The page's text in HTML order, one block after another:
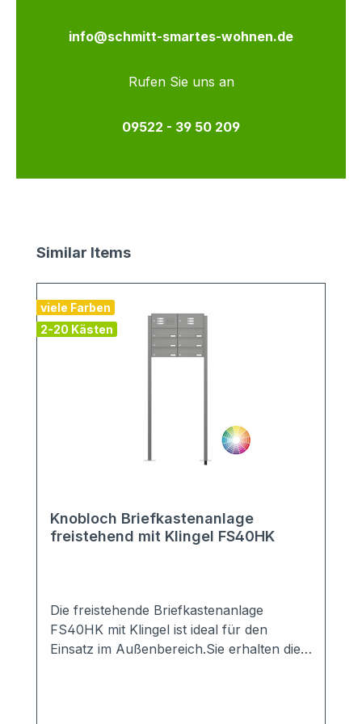
info@schmitt-smartes-wohnen.de
Rufen Sie uns an
09522 - 39 50 209
Produktgalerie überspringen
Similar Items
viele Farben
2-20 Kästen
Knobloch Briefkastenanlage
freistehend mit Klingel FS40HK
Die freistehende Briefkastenanlage
FS40HK mit Klingel ist ideal für den
Einsatz im Außenbereich.Sie erhalten die